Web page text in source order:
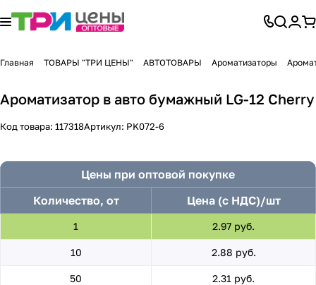
Главная ТОВАРЫ "ТРИ ЦЕНЫ" АВТОТОВАРЫ Ароматизаторы
Ароматизатор в авто бумажный LG-12 Cherry
Код товара: 117318Артикул: PK072-6
Цены при оптовой покупке
Количество, от
Цена (с НДС)/шт
1 2.97 руб.
10 2.88 руб.
50 2.31 руб.